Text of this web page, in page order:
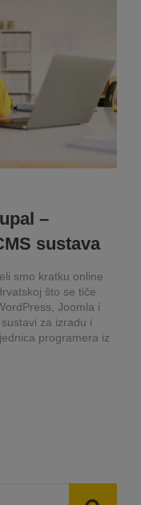
–
sustava
smo kratku online
što se tiče
Joomla i
za izradu i
programera iz